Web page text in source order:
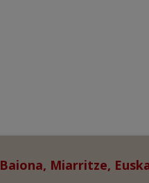
Baiona, Miarritze,